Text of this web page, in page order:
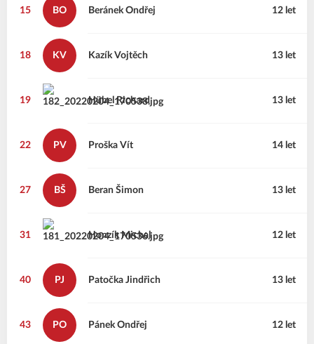
15 BO Ondřej
Beránek 12 let
18 KV Vojtěch
Kazík 13 let
19 Richard
Hübel 13 let
22 PV Vít
Proška 14 let
27 BŠ Šimon
Beran 13 let
31 Michal
Honzík 12 let
40 PJ Jindřich
Patočka 13 let
43 PO Ondřej
Pánek 12 let